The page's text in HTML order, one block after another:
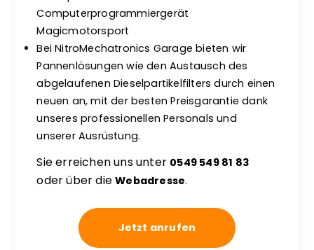
Computerprogrammiergerät
Magicmotorsport
Bei NitroMechatronics Garage bieten wir
Pannenlösungen wie den Austausch des
abgelaufenen Dieselpartikelfilters durch einen
neuen an, mit der besten Preisgarantie dank
unseres professionellen Personals und
unserer Ausrüstung.
Sie erreichen uns unter 0549 549 81 83
oder über dieWebadresse.
Jetzt anrufen